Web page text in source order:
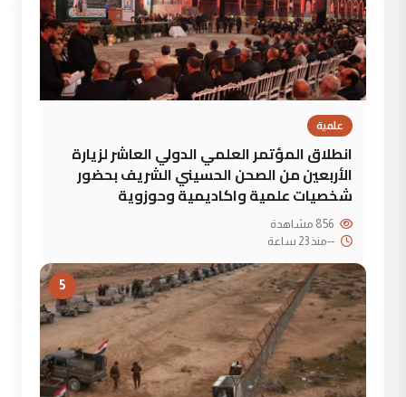
علمية
انطلاق المؤتمر العلمي الدولي العاشر لزيارة
الأربعين من الصحن الحسيني الشريف بحضور
شخصيات علمية واكاديمية وحوزوية
--منذ 23 ساعة
5